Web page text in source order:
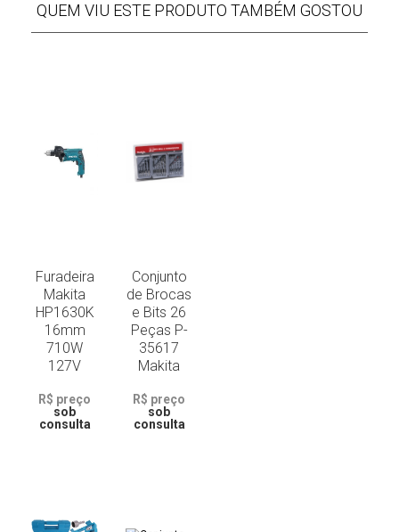
QUEM VIU ESTE PRODUTO TAMBÉM GOSTOU
Furadeira
Makita
HP1630K
16mm
710W
127V
R$ preço
sob
consulta
Conjunto
de Brocas
e Bits 26
Peças P-
35617
Makita
R$ preço
sob
consulta